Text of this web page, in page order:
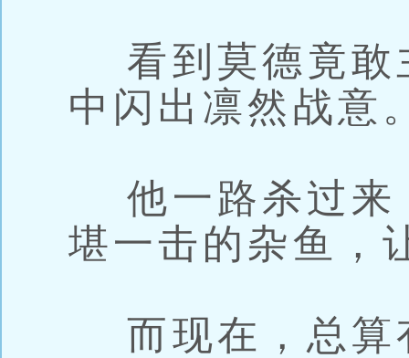
看到莫德竟敢
中闪出凛然战意
他一路杀过来
堪一击的杂鱼，
而现在，总算